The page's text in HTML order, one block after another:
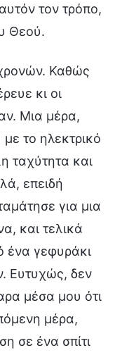
τον τρόπο,
Θεού.
Καθώς
κι οι
Μια μέρα,
το ηλεκτρικό
ταχύτητα και
επειδή
για μια
και τελικά
ένα γεφυράκι
Ευτυχώς, δεν
μέσα μου ότι
μέρα,
σε ένα σπίτι